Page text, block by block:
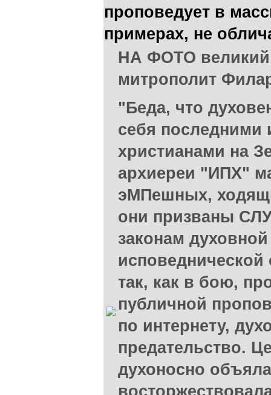
проповедует в
примерах, не
НА ФОТО
митрополит
"Беда, что
себя последними
христианами на
архиереи "ИПХ"
эМПешных,
они призваны
законам
исповеднической
так, как в бою,
публичной
по интернету,
предательство.
духоносно